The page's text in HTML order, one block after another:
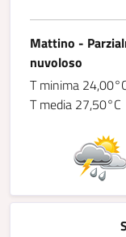
Mattino -
nuvoloso
T minima
T media 27,50°C